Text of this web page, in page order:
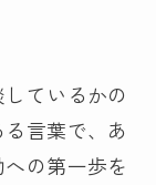
ているかの
言葉で、あ
の第一歩を